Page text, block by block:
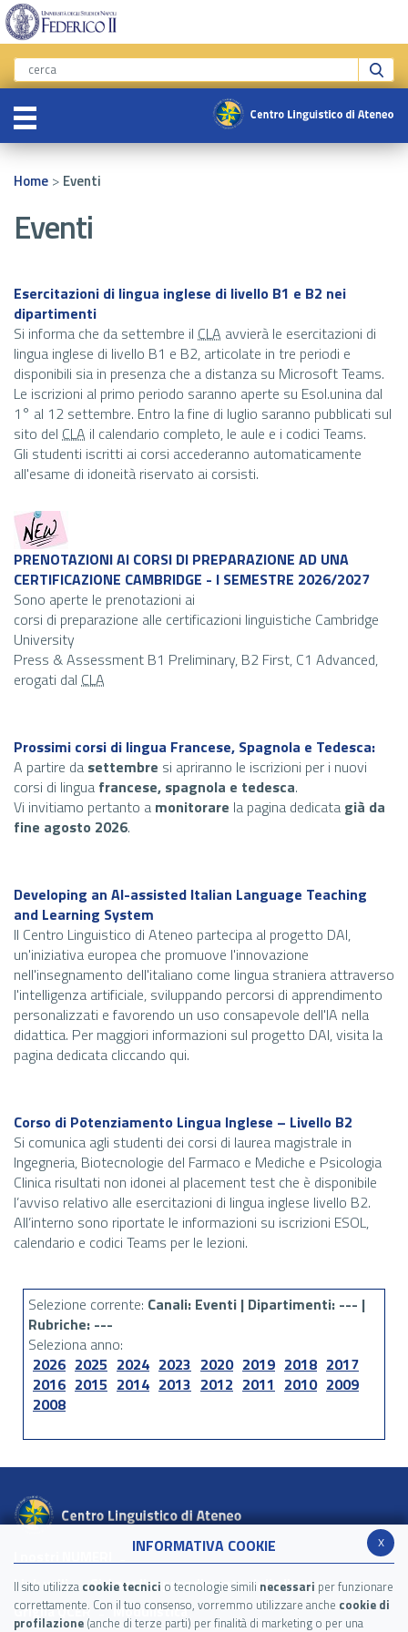
Home > Eventi
Eventi
Esercitazioni di lingua inglese di livello B1 e B2 nei
dipartimenti
Si informa che da settembre il CLA avvierà le esercitazioni di
lingua inglese di livello B1 e B2, articolate in tre periodi e
disponibili sia in presenza che a distanza su Microsoft Teams.
Le iscrizioni al primo periodo saranno aperte su Esol.unina dal
1° al 12 settembre. Entro la fine di luglio saranno pubblicati sul
sito del CLA il calendario completo, le aule e i codici Teams.
Gli studenti iscritti ai corsi accederanno automaticamente
all'esame di idoneità riservato ai corsisti.
PRENOTAZIONI AI CORSI DI PREPARAZIONE AD UNA
CERTIFICAZIONE CAMBRIDGE - I SEMESTRE 2026/2027
Sono aperte le prenotazioni ai
corsi di preparazione alle certificazioni linguistiche Cambridge
University
Press & Assessment B1 Preliminary, B2 First, C1 Advanced,
erogati dal CLA
Prossimi corsi di lingua Francese, Spagnola e Tedesca:
A partire da settembre si apriranno le iscrizioni per i nuovi
corsi di lingua francese, spagnola e tedesca.
Vi invitiamo pertanto a monitorare la pagina dedicata già da
fine agosto 2026.
Developing an AI-assisted Italian Language Teaching
and Learning System
Il Centro Linguistico di Ateneo partecipa al progetto DAI,
un'iniziativa europea che promuove l'innovazione
nell'insegnamento dell'italiano come lingua straniera attraverso
l'intelligenza artificiale, sviluppando percorsi di apprendimento
personalizzati e favorendo un uso consapevole dell'IA nella
didattica. Per maggiori informazioni sul progetto DAI, visita la
pagina dedicata cliccando qui.
Corso di Potenziamento Lingua Inglese – Livello B2
Si comunica agli studenti dei corsi di laurea magistrale in
Ingegneria, Biotecnologie del Farmaco e Mediche e Psicologia
Clinica risultati non idonei al placementtest che è disponibile
l’avviso relativo alle esercitazioni di lingua inglese livello B2.
All’interno sono riportate le informazioni su iscrizioni ESOL,
calendario e codici Teams per le lezioni.
Selezione corrente: Canali: Eventi | Dipartimenti: --- |
Rubriche: ---
Seleziona anno:
2026 2025 2024 2023 2020 2019 2018 2017
2016 2015 2014 2013 2012 2011 2010 2009
2008
Link utili
Siti per l'apprendimento delle lingue
Griglia QCER
Modulistica
x
INFORMATIVA COOKIE
Il sito utilizza cookie tecnici o tecnologie simili necessari per funzionare
correttamente. Con il tuo consenso, vorremmo utilizzare anche cookie di
profilazione (anche di terze parti) per finalità di marketing o per una